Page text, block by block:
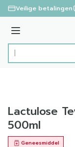
Ga naar de inhoud
Veilige betalingen
Menu
Product, merk,
Lactulose
500ml
Geneesmiddel